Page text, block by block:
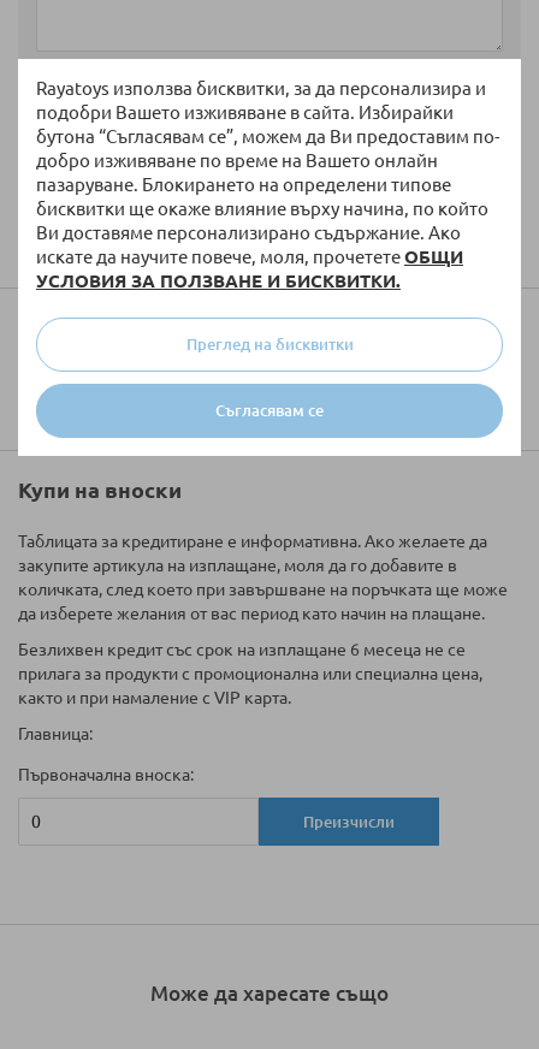
Rayatoys използва бисквитки, за да персонализира и
подобри Вашето изживяване в сайта. Избирайки
бутона “Съгласявам се”, можем да Ви предоставим по-
добро изживяване по време на Вашето онлайн
пазаруване. Блокирането на определени типове
бисквитки ще окаже влияние върху начина, по който
Ви доставяме персонализирано съдържание. Ако
искате да научите повече, моля, прочететеОБЩИ
УСЛОВИЯ ЗА ПОЛЗВАНЕ И БИСКВИТКИ.
Съгласявам се
Преглед на бисквитки
Колко ще струва доставката?
Купи на вноски
Таблицата за кредитиране е информативна. Ако желаете да
закупите артикула на изплащане, моля да го добавите в
количката, след което при завършване на поръчката ще може
да изберете желания от вас период като начин на плащане.
Безлихвен кредит със срок на изплащане 6 месеца не се
прилага за продукти с промоционална или специална цена,
както и при намаление с VIP карта.
Главница:
Първоначална вноска:
Преизчисли
Може да харесате също